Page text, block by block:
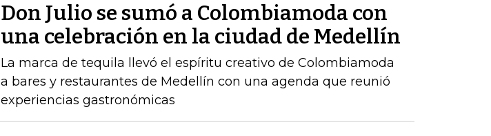
Don Julio se sumó a Colombiamoda con
una celebración en la ciudad de Medellín
La marca de tequila llevó el espíritu creativo de Colombiamoda
a bares y restaurantes de Medellín con una agenda que reunió
experiencias gastronómicas